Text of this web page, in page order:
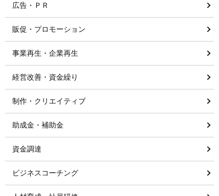
広告・ＰＲ
販促・プロモーション
事業再生・企業再生
経営改善・資金繰り
制作・クリエイティブ
助成金・補助金
資金調達
ビジネスコーチング